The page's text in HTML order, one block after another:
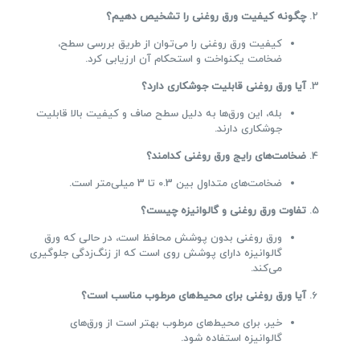
چگونه کیفیت ورق روغنی را تشخیص دهیم؟
کیفیت ورق روغنی را می‌توان از طریق بررسی سطح،
ضخامت یکنواخت و استحکام آن ارزیابی کرد.
آیا ورق روغنی قابلیت جوشکاری دارد؟
بله، این ورق‌ها به دلیل سطح صاف و کیفیت بالا قابلیت
جوشکاری دارند.
ضخامت‌های رایج ورق روغنی کدامند؟
ضخامت‌های متداول بین 0.3 تا 3 میلی‌متر است.
تفاوت ورق روغنی و گالوانیزه چیست؟
ورق روغنی بدون پوشش محافظ است، در حالی که ورق
گالوانیزه دارای پوشش روی است که از زنگ‌زدگی جلوگیری
می‌کند.
آیا ورق روغنی برای محیط‌های مرطوب مناسب است؟
خیر، برای محیط‌های مرطوب بهتر است از ورق‌های
گالوانیزه استفاده شود.